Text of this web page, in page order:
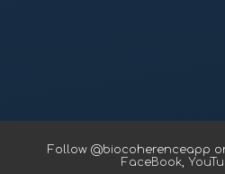
Follow @biocoherenceapp
FaceBook,